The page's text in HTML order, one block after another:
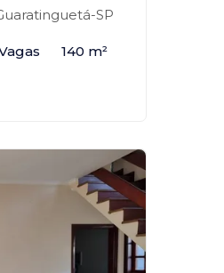
SP
140 m²